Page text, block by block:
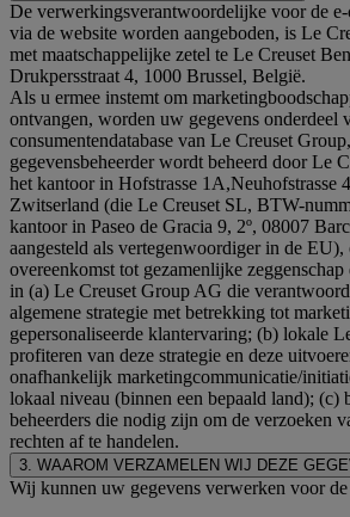
De verwerkingsverantwoordelijke voor de e-
via de website worden aangeboden, is Le
met maatschappelijke zetel te Le Creuset
Drukpersstraat 4, 1000 Brussel, België.
Als u ermee instemt om
ontvangen, worden uw gegevens onderdeel
consumentendatabase van Le Creuset
gegevensbeheerder wordt beheerd door Le
het kantoor in Hofstrasse 1A,Neuhofstrasse
Zwitserland (die Le Creuset SL, BTW-
kantoor in Paseo de Gracia 9, 2º, 08007
aangesteld als vertegenwoordiger in de EU),
overeenkomst tot gezamenlijke
in (a) Le Creuset Group AG die
algemene strategie met betrekking tot
gepersonaliseerde klantervaring; (b) lokale
profiteren van deze strategie en deze
onafhankelijk marketingcommunicatie/
lokaal niveau (binnen een bepaald land); (c)
beheerders die nodig zijn om de verzoeken
rechten af te handelen.
3. WAAROM VERZAMELEN WIJ DEZE
Wij kunnen uw gegevens verwerken voor